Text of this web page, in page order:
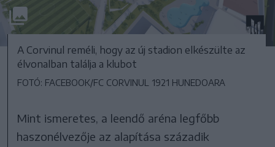
A Corvinul reméli, hogy az új stadion elkészülte az
élvonalban találja a klubot
FOTÓ: FACEBOOK/FC CORVINUL 1921 HUNEDOARA
Mint ismeretes, a leendő aréna legfőbb
haszonélvezője az alapítása századik